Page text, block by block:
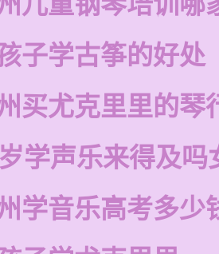
子学古筝的好处
买尤克里里的琴
学声乐来得及吗
学音乐高考多少